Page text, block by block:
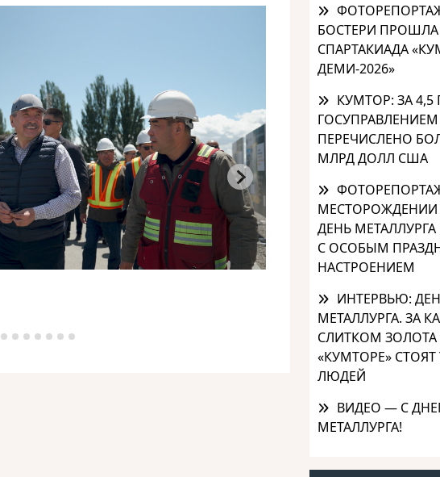
БОСТЕРИ ПРОШЛА
СПАРТАКИАДА
ДЕМИ-2026»
КУМТОР: ЗА
ПЕРЕЧИСЛЕНО
МЛРД ДОЛЛ США
МЕСТОРОЖДЕНИИ
ДЕНЬ
С ОСОБЫМ
НАСТРОЕНИЕМ
ИНТЕРВЬЮ:
МЕТАЛЛУРГА. ЗА
СЛИТКОМ ЗОЛОТА
«КУМТОРЕ»
ЛЮДЕЙ
ВИДЕО — С
МЕТАЛЛУРГА!